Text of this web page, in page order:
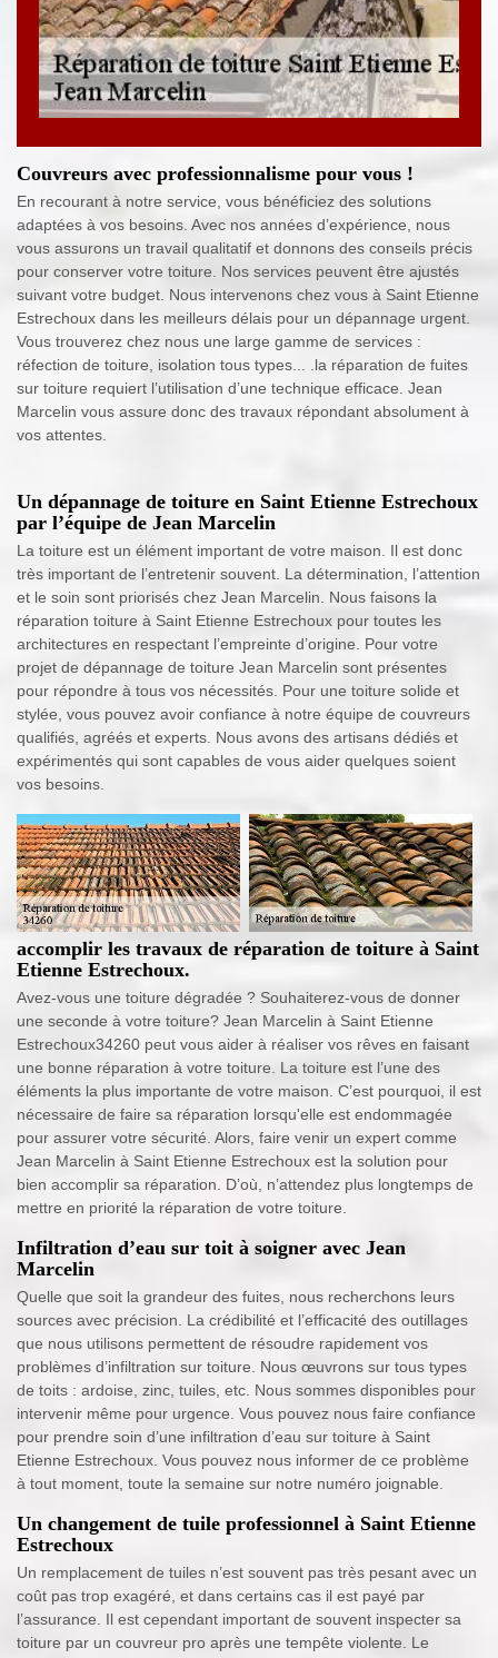
Couvreurs avec professionnalisme pour vous !
En recourant à notre service, vous bénéficiez des solutions
adaptées à vos besoins. Avec nos années d’expérience, nous
vous assurons un travail qualitatif et donnons des conseils précis
pour conserver votre toiture. Nos services peuvent être ajustés
suivant votre budget. Nous intervenons chez vous à Saint Etienne
Estrechoux dans les meilleurs délais pour un dépannage urgent.
Vous trouverez chez nous une large gamme de services :
réfection de toiture, isolation tous types... .la réparation de fuites
sur toiture requiert l’utilisation d’une technique efficace. Jean
Marcelin vous assure donc des travaux répondant absolument à
vos attentes.
Un dépannage de toiture en Saint Etienne Estrechoux
par l’équipe de Jean Marcelin
La toiture est un élément important de votre maison. Il est donc
très important de l’entretenir souvent. La détermination, l’attention
et le soin sont priorisés chez Jean Marcelin. Nous faisons la
réparation toiture à Saint Etienne Estrechoux pour toutes les
architectures en respectant l’empreinte d’origine. Pour votre
projet de dépannage de toiture Jean Marcelin sont présentes
pour répondre à tous vos nécessités. Pour une toiture solide et
stylée, vous pouvez avoir confiance à notre équipe de couvreurs
qualifiés, agréés et experts. Nous avons des artisans dédiés et
expérimentés qui sont capables de vous aider quelques soient
vos besoins.
accomplir les travaux de réparation de toiture à Saint
Etienne Estrechoux.
Avez-vous une toiture dégradée ? Souhaiterez-vous de donner
une seconde à votre toiture? Jean Marcelin à Saint Etienne
Estrechoux34260 peut vous aider à réaliser vos rêves en faisant
une bonne réparation à votre toiture. La toiture est l’une des
éléments la plus importante de votre maison. C’est pourquoi, il est
nécessaire de faire sa réparation lorsqu'elle est endommagée
pour assurer votre sécurité. Alors, faire venir un expert comme
Jean Marcelin à Saint Etienne Estrechoux est la solution pour
bien accomplir sa réparation. D’où, n’attendez plus longtemps de
mettre en priorité la réparation de votre toiture.
Infiltration d’eau sur toit à soigner avec Jean
Marcelin
Quelle que soit la grandeur des fuites, nous recherchons leurs
sources avec précision. La crédibilité et l’efficacité des outillages
que nous utilisons permettent de résoudre rapidement vos
problèmes d’infiltration sur toiture. Nous œuvrons sur tous types
de toits : ardoise, zinc, tuiles, etc. Nous sommes disponibles pour
intervenir même pour urgence. Vous pouvez nous faire confiance
pour prendre soin d’une infiltration d’eau sur toiture à Saint
Etienne Estrechoux. Vous pouvez nous informer de ce problème
à tout moment, toute la semaine sur notre numéro joignable.
Un changement de tuile professionnel à Saint Etienne
Estrechoux
Un remplacement de tuiles n’est souvent pas très pesant avec un
coût pas trop exagéré, et dans certains cas il est payé par
l’assurance. Il est cependant important de souvent inspecter sa
toiture par un couvreur pro après une tempête violente. Le